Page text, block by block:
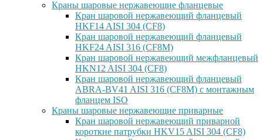
Краны шаровые нержавеющие фланцевые
Кран шаровой нержавеющий фланцевый
HKF14 AISI 304 (CF8)
Кран шаровой нержавеющий фланцевый
HKF24 AISI 316 (CF8M)
Кран шаровой нержавеющий межфланцевый
HKN12 AISI 304 (CF8)
Кран шаровой нержавеющий фланцевый
ABRA-BV41 AISI 316 (CF8M) с монтажным
фланцем ISO
Краны шаровые нержавеющие приварные
Кран шаровой нержавеющий приварной
короткие патрубки HKV15 AISI 304 (CF8)